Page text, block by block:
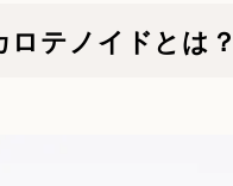
ロテノイドとは